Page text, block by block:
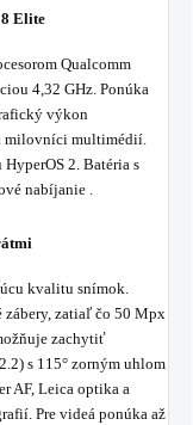
Elite
Qualcomm
4,32 GHz. Ponúka
výkon
milovníci multimédií.
2. Batéria s
nabíjanie .
kvalitu snímok.
zatiaľ čo 50 Mpx
zachytiť
s 115° zorným uhlom
AF, Leica optika a
Pre videá ponúka až